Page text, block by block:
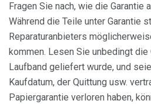
Fragen Sie nach, wie die Garantie
Während die Teile unter Garantie
Reparaturanbieters
kommen. Lesen Sie unbedingt die
Laufband geliefert wurde, und
Kaufdatum, der Quittung usw.
Papiergarantie verloren haben,